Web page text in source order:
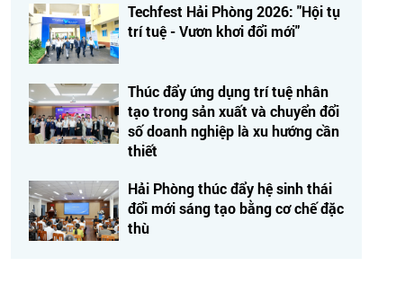
Techfest Hải Phòng 2026: "Hội tụ
trí tuệ - Vươn khơi đổi mới"
Thúc đẩy ứng dụng trí tuệ nhân
tạo trong sản xuất và chuyển đổi
số doanh nghiệp là xu hướng cần
thiết
Hải Phòng thúc đẩy hệ sinh thái
đổi mới sáng tạo bằng cơ chế đặc
thù